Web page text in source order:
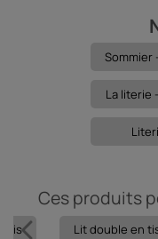
Sommier
La literie
Ces produits
Lit double en